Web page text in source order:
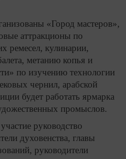
«Город мастеров»,
аттракционы по
ремесел, кулинарии,
метанию копья и
по изучению технологии
чернил, арабской
будет работать ярмарка
промыслов.
руководство
духовенства, главы
руководители